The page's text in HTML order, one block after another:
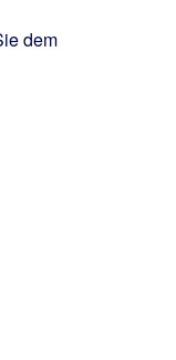
dem